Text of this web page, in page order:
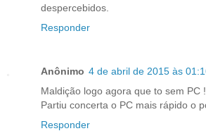
despercebidos.
Responder
Anônimo 4 de abril de 2015 às
Maldição logo agora que to sem PC !
Partiu concerta o PC mais rápido o
Responder